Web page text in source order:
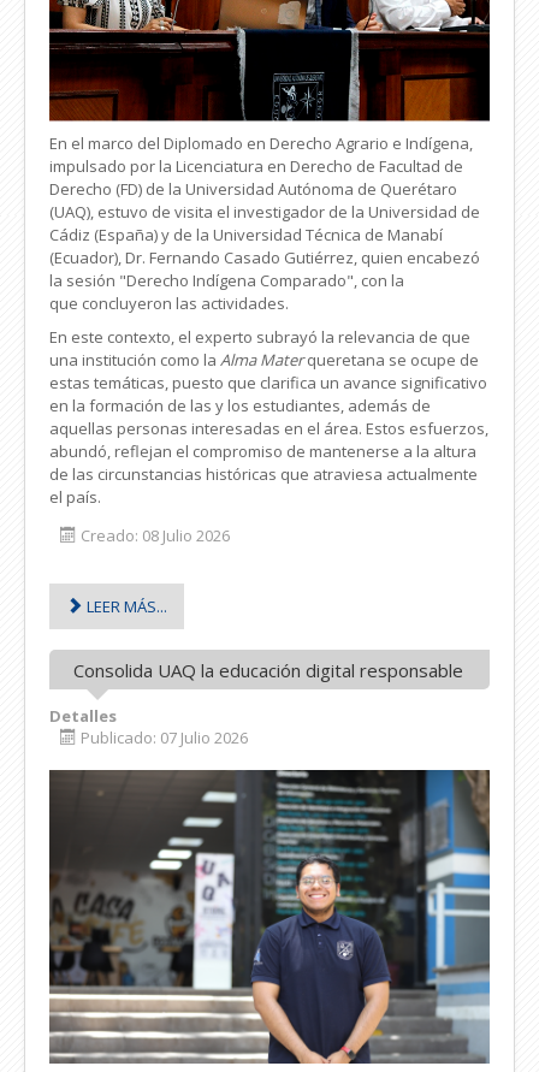
En el marco del Diplomado en Derecho Agrario e Indígena,
impulsado por la Licenciatura en Derecho de Facultad de
Derecho (FD) de la Universidad Autónoma de Querétaro
(UAQ), estuvo de visita el investigador de la Universidad de
Cádiz (España) y de la Universidad Técnica de Manabí
(Ecuador), Dr. Fernando Casado Gutiérrez, quien encabezó
la sesión "Derecho Indígena Comparado", con la
que concluyeron las actividades.
En este contexto, el experto subrayó la relevancia de que
una institución como la Alma Materqueretana se ocupe de
estas temáticas, puesto que clarifica un avance significativo
en la formación de las y los estudiantes, además de
aquellas personas interesadas en el área. Estos esfuerzos,
abundó, reflejan el compromiso de mantenerse a la altura
de las circunstancias históricas que atraviesa actualmente
el país.
Creado: 08 Julio 2026
LEER MÁS...
Consolida UAQ la educación digital responsable
Detalles
Publicado: 07 Julio 2026